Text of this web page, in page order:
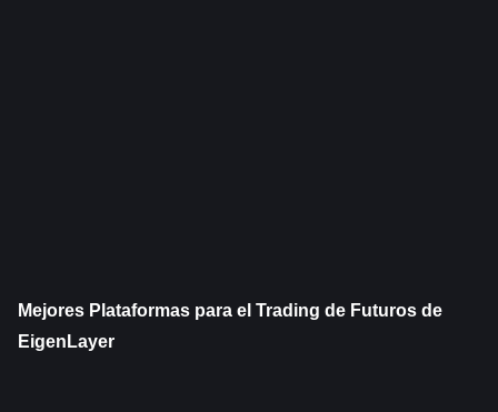
Mejores Plataformas para el Trading de Futuros de
EigenLayer